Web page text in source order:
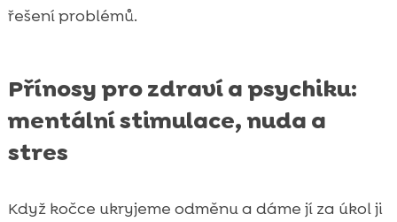
řešení problémů.
Přínosy pro zdraví a psychiku:
mentální stimulace, nuda a
stres
Když kočce ukryjeme odměnu a dáme jí za úkol ji